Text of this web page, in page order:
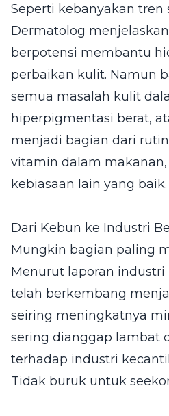
Seperti kebanyakan tren
Dermatolog
berpotensi membantu
perbaikan kulit. Namun
semua masalah kulit
hiperpigmentasi berat,
menjadi bagian dari
vitamin dalam
kebiasaan lain yang baik.
Dari Kebun ke Industri
Mungkin bagian paling
Menurut laporan
telah berkembang
seiring meningkatnya
sering dianggap lambat
terhadap industri
Tidak buruk untuk